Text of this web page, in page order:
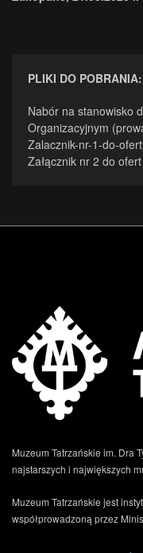
PLIKI DO POBRANIA:
Nabór na stanowisko
Organizacyjnym
Zalacznik-nr-1-do-
Załącznik nr 2 do
Muzeum Tatrzańskie im. Dra
najstarszych i największych
Muzeum Tatrzańskie jest
współprowadzoną przez